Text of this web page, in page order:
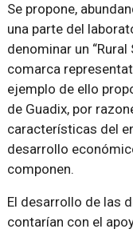
Se propone,
una parte del
denominar un
comarca
ejemplo de ello
de Guadix, por
características del
desarrollo
componen.
El desarrollo de las
contarían con el